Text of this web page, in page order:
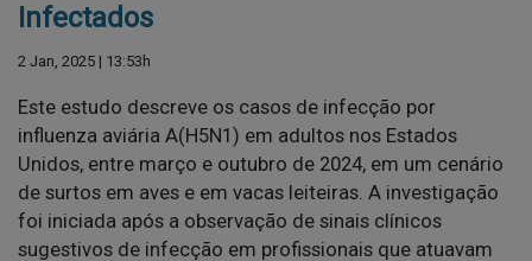
Infectados
2 Jan, 2025 | 13:53h
Este estudo descreve os casos de infecção por
influenza aviária A(H5N1) em adultos nos Estados
Unidos, entre março e outubro de 2024, em um cenário
de surtos em aves e em vacas leiteiras. A investigação
foi iniciada após a observação de sinais clínicos
sugestivos de infecção em profissionais que atuavam